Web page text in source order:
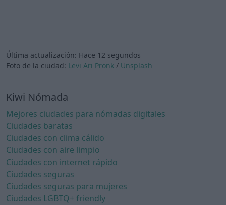
Última actualización: Hace 12 segundos
Foto de la ciudad: Levi Ari Pronk / Unsplash
Kiwi Nómada
Mejores ciudades para nómadas digitales
Ciudades baratas
Ciudades con clima cálido
Ciudades con aire limpio
Ciudades con internet rápido
Ciudades seguras
Ciudades seguras para mujeres
Ciudades LGBTQ+ friendly